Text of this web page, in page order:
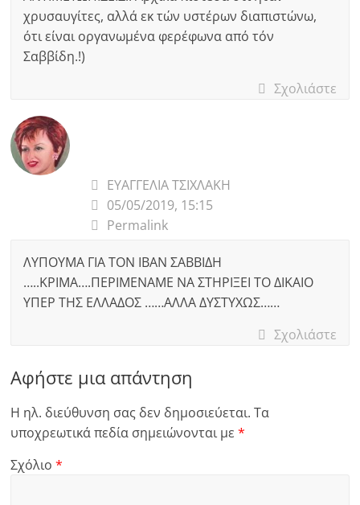
χρυσαυγίτες, αλλά εκ τών υστέρων διαπιστώνω,
ότι είναι οργανωμένα φερέφωνα από τόν
Σαββίδη.!)
Σχολιάστε
ΕΥΑΓΓΕΛΙΑ ΤΣΙΧΛΑΚΗ
05/05/2019, 15:15
Permalink
ΛΥΠΟΥΜΑ ΓΙΑ ΤΟΝ ΙΒΑΝ ΣΑΒΒΙΔΗ
…..ΚΡΙΜΑ….ΠΕΡΙΜΕΝΑΜΕ ΝΑ ΣΤΗΡΙΞΕΙ ΤΟ ΔΙΚΑΙΟ
ΥΠΕΡ ΤΗΣ ΕΛΛΑΔΟΣ ……ΑΛΛΑ ΔΥΣΤΥΧΩΣ……
Σχολιάστε
Αφήστε μια απάντηση
Η ηλ. διεύθυνση σας δεν δημοσιεύεται. Τα
υποχρεωτικά πεδία σημειώνονται με*
Σχόλιο*